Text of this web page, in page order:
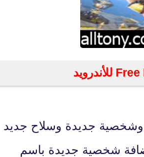
وشخصية جديدة وسلاح جديد
شخصية جديدة باسم
fovtech